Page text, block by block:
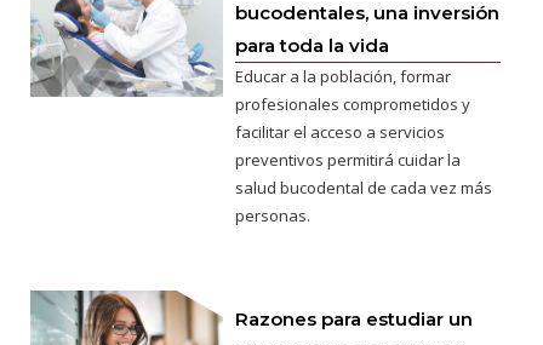
bucodentales, una inversión
para toda la vida
Educar a la población, formar
profesionales comprometidos y
facilitar el acceso a servicios
preventivos permitirá cuidar la
salud bucodental de cada vez más
personas.
Razones para estudiar un